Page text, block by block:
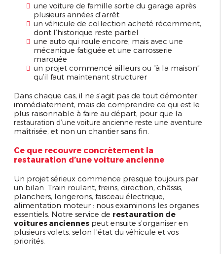
une voiture de famille sortie du garage après
plusieurs années d’arrêt
un véhicule de collection acheté récemment,
dont l’historique reste partiel
une auto qui roule encore, mais avec une
mécanique fatiguée et une carrosserie
marquée
un projet commencé ailleurs ou “à la maison”
qu’il faut maintenant structurer
Dans chaque cas, il ne s’agit pas de tout démonter
immédiatement, mais de comprendre ce qui est le
plus raisonnable à faire au départ, pour que la
restauration d’une voiture ancienne reste une aventure
maîtrisée, et non un chantier sans fin.
Ce que recouvre concrètement la
restauration d’une voiture ancienne
Un projet sérieux commence presque toujours par
un bilan. Train roulant, freins, direction, châssis,
planchers, longerons, faisceau électrique,
alimentation moteur : nous examinons les organes
essentiels. Notre service de restauration de
voitures anciennes peut ensuite s’organiser en
plusieurs volets, selon l’état du véhicule et vos
priorités.